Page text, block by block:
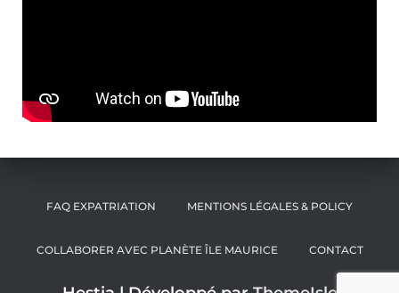
FAQ EXPATRIATION MENTIONS LÉGALES & POLICY
COLLABORER AVEC PLANÈTE ÎLE MAURICE CONTACT